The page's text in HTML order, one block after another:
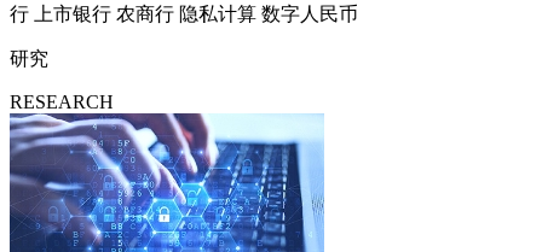
行
上市银行 农商行 隐私计算 数字人民币
研究
RESEARCH